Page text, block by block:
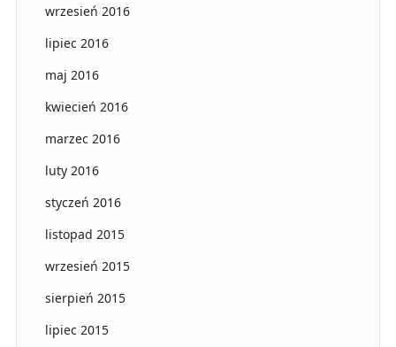
wrzesień 2016
lipiec 2016
maj 2016
kwiecień 2016
marzec 2016
luty 2016
styczeń 2016
listopad 2015
wrzesień 2015
sierpień 2015
lipiec 2015